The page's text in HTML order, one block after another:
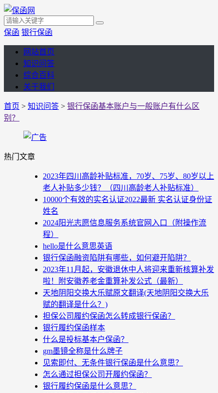
保函 银行保函
网站首页
知识问答
综合百科
关于我们
首页 > 知识问答 > 银行保函基本账户与一般账户有什么区
别？
热门文章
2023年四川高龄补贴标准，70岁、75岁、80岁以上
老人补贴多少钱？（四川高龄老人补贴标准）
10000个有效的实名认证2022最新 实名认证身份证
姓名
2024阳光志愿信息服务系统官网入口（附操作流
程）
hello是什么意思英语
银行保函融资陷阱有哪些，如何避开陷阱？
2023年11月起，安徽退休中人将迎来重新核算补发
啦！附安徽养老金重算补发公式（最新）
天地阴阳交换大乐赋原文翻译(天地阴阳交换大乐
赋的翻译是什么？)
担保公司履约保函怎么转成银行保函？
银行履约保函样本
什么是投标基本户保函？
gm墨镜全称是什么牌子
见索即付、无条件银行保函是什么意思？
怎么通过担保公司开履约保函？
银行履约保函是什么意思？